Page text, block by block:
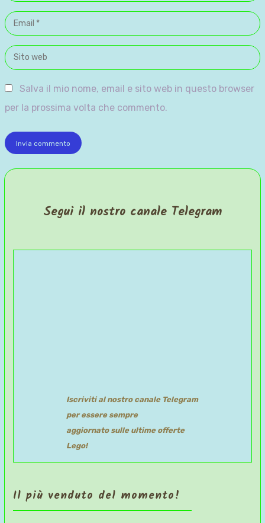
Email
Sito
web
Salva il mio nome, email e sito web in questo browser
per la prossima volta che commento.
Segui il nostro canale Telegram
Iscriviti al nostro canale Telegram
per essere sempre
aggiornato sulle ultime offerte
Lego!
Il più venduto del momento!